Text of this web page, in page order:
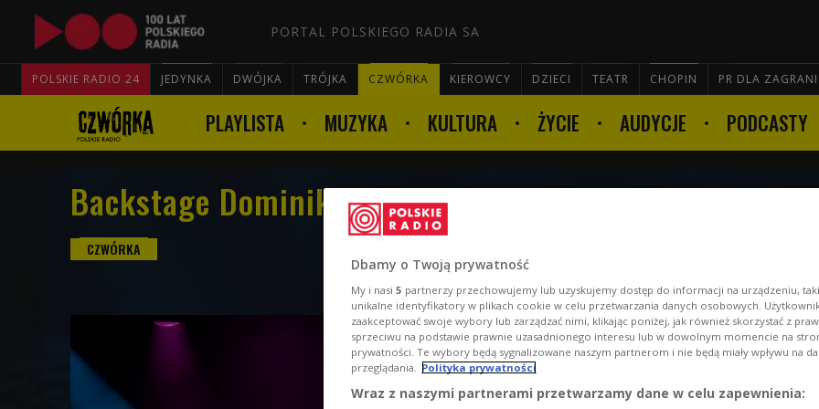
PORTAL POLSKIEGO RADIA SA
POLSKIE RADIO 24 JEDYNKA DWÓJKA TRÓJKA CZWÓRKA KIEROWCY DZIECI TEATR CHOPIN PR DLA

PLAYLISTA MUZYKA KULTURA ŻYCIE AUDYCJE PODCASTY
Backstage Dominiki Płonki 5 czerwca godz. 22:02
Dbamy o Twoją prywatność
My i nasi 5 partnerzy przechowujemy lub uzyskujemy dostęp do informacji na urządzeniu,
unikalne identyfikatory w plikach cookie w celu przetwarzania danych osobowych.
zaakceptować swoje wybory lub zarządzać nimi, klikając poniżej, jak również skorzystać z
sprzeciwu na podstawie prawnie uzasadnionego interesu lub w dowolnym momencie na
prywatności. Te wybory będą sygnalizowane naszym partnerom i nie będą miały wpływu na
przeglądania.
Polityka prywatności
Wraz z naszymi partnerami przetwarzamy dane w celu zapewnienia: